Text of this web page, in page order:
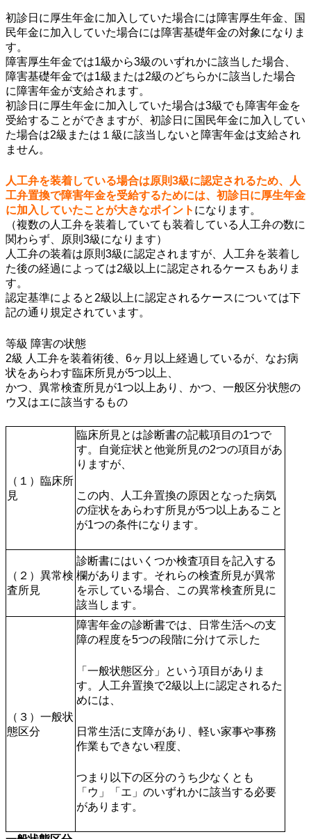
初診日に厚生年金に加入していた場合には障害厚生年金、国
民年金に加入していた場合には障害基礎年金の対象になりま
す。
障害厚生年金では1級から3級のいずれかに該当した場合、
障害基礎年金では1級または2級のどちらかに該当した場合
に障害年金が支給されます。
初診日に厚生年金に加入していた場合は3級でも障害年金を
受給することができますが、初診日に国民年金に加入してい
た場合は2級または１級に該当しないと障害年金は支給され
ません。
人工弁を装着している場合は原則3級に認定されるため、人
工弁置換で障害年金を受給するためには、初診日に厚生年金
に加入していたことが大きなポイント になります。
（複数の人工弁を装着していても装着している人工弁の数に
関わらず、原則3級になります）
人工弁の装着は原則3級に認定されますが、人工弁を装着し
た後の経過によっては2級以上に認定されるケースもありま
す。
認定基準によると2級以上に認定されるケースについては下
記の通り規定されています。
等級 障害の状態
2級 人工弁を装着術後、6ヶ月以上経過しているが、なお病
状をあらわす臨床所見が5つ以上、
かつ、異常検査所見が1つ以上あり、かつ、一般区分状態の
ウ又はエに該当するもの
（１）臨床所
見
臨床所見とは診断書の記載項目の1つで
す。自覚症状と他覚所見の2つの項目があ
りますが、
この内、人工弁置換の原因となった病気
の症状をあらわす所見が5つ以上あること
が1つの条件になります。
（２）異常検
査所見
診断書にはいくつか検査項目を記入する
欄があります。それらの検査所見が異常
を示している場合、この異常検査所見に
該当します。
（３）一般状
態区分
障害年金の診断書では、日常生活への支
障の程度を5つの段階に分けて示した
「一般状態区分」という項目がありま
す。人工弁置換で2級以上に認定されるた
めには、
日常生活に支障があり、軽い家事や事務
作業もできない程度、
つまり以下の区分のうち少なくとも
「ウ」「エ」のいずれかに該当する必要
があります。